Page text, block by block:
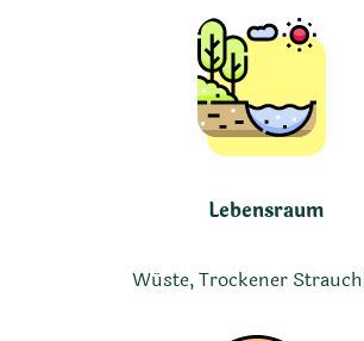
Lebensraum
Wüste, Trockener